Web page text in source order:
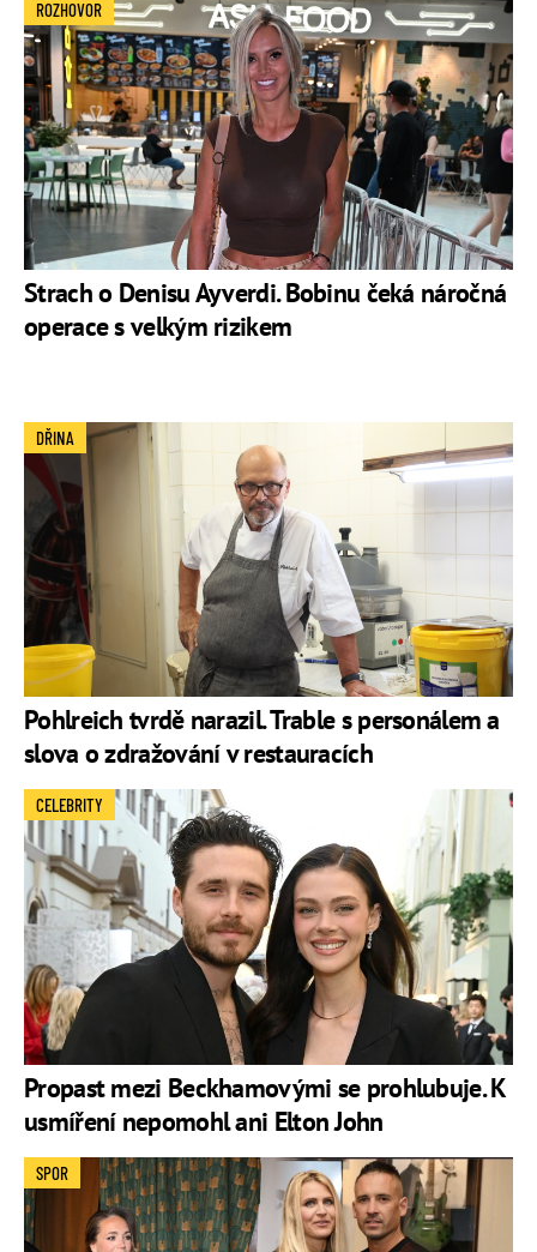
Strach o Denisu Ayverdi. Bobinu čeká náročná
operace s velkým rizikem
ROZHOVOR
Pohlreich tvrdě narazil. Trable s personálem a
slova o zdražování v restauracích
DŘINA
Propast mezi Beckhamovými se prohlubuje. K
usmíření nepomohl ani Elton John
CELEBRITY
SPOR